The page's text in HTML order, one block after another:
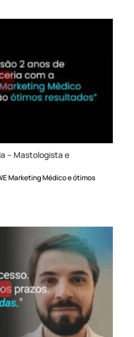
– Mastologista e
Marketing Médico e ótimos